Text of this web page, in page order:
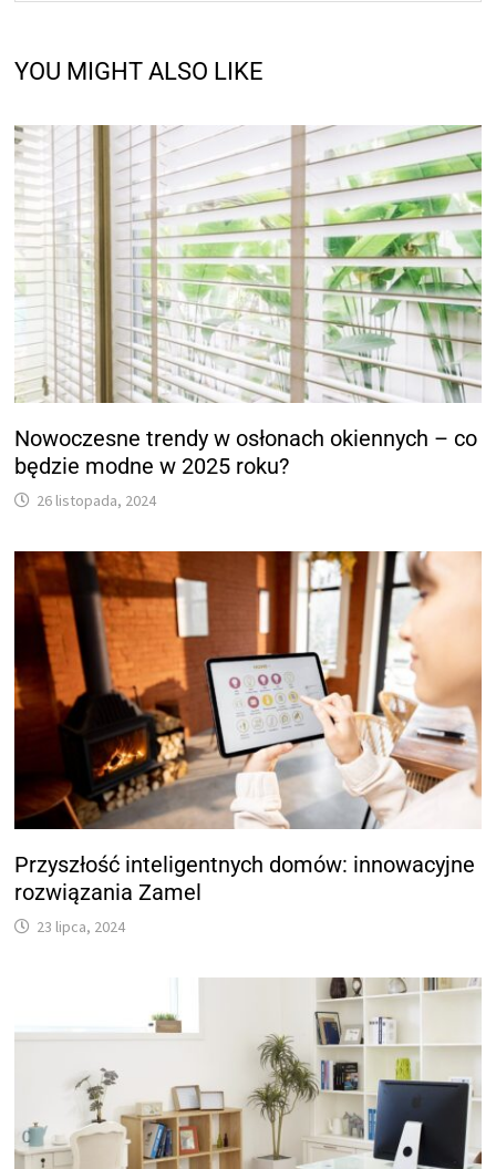
YOU MIGHT ALSO LIKE
Nowoczesne trendy w osłonach okiennych – co
będzie modne w 2025 roku?
26 listopada, 2024
Przyszłość inteligentnych domów: innowacyjne
rozwiązania Zamel
23 lipca, 2024